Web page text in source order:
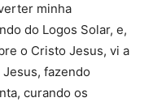
minha
do Logos Solar, e,
o Cristo Jesus, vi a
fazendo
curando os